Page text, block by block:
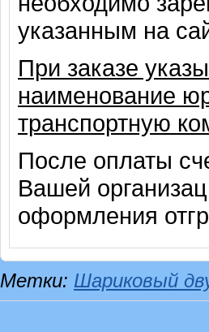
указанным на
При заказе
наименование
транспортную
После оплаты
Вашей
оформления
Метки: Шариковый